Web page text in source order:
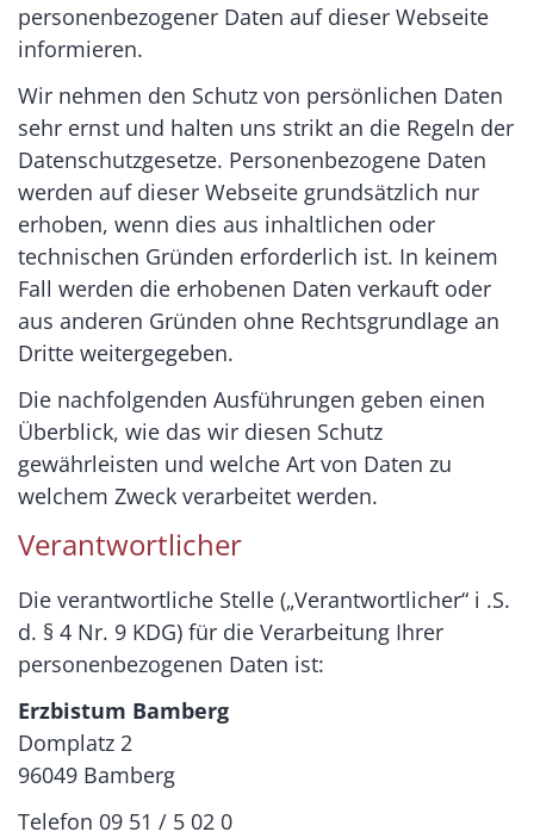
personenbezogener Daten auf dieser Webseite
informieren.
Wir nehmen den Schutz von persönlichen Daten
sehr ernst und halten uns strikt an die Regeln der
Datenschutzgesetze. Personenbezogene Daten
werden auf dieser Webseite grundsätzlich nur
erhoben, wenn dies aus inhaltlichen oder
technischen Gründen erforderlich ist. In keinem
Fall werden die erhobenen Daten verkauft oder
aus anderen Gründen ohne Rechtsgrundlage an
Dritte weitergegeben.
Die nachfolgenden Ausführungen geben einen
Überblick, wie das wir diesen Schutz
gewährleisten und welche Art von Daten zu
welchem Zweck verarbeitet werden.
Verantwortlicher
Die verantwortliche Stelle („Verantwortlicher“ i .S.
d. § 4 Nr. 9 KDG) für die Verarbeitung Ihrer
personenbezogenen Daten ist:
Erzbistum Bamberg
Domplatz 2
96049 Bamberg
Telefon 09 51 / 5 02 0